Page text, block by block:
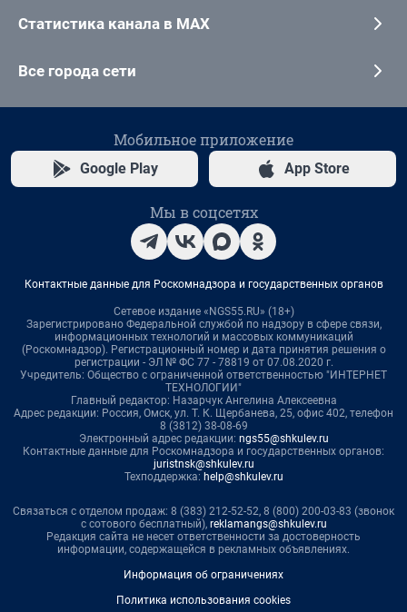
Статистика канала в MAX
Все города сети
Мобильное приложение
Google Play App Store
Мы в соцсетях
Контактные данные для Роскомнадзора и государственных органов
Сетевое издание «NGS55.RU» (18+)
Зарегистрировано Федеральной службой по надзору в сфере связи,
информационных технологий и массовых коммуникаций
(Роскомнадзор). Регистрационный номер и дата принятия решения о
регистрации - ЭЛ № ФС 77 - 78819 от 07.08.2020 г.
Учредитель: Общество с ограниченной ответственностью "ИНТЕРНЕТ
ТЕХНОЛОГИИ"
Главный редактор: Назарчук Ангелина Алексеевна
Адрес редакции: Россия, Омск, ул. Т. К. Щербанева, 25, офис 402, телефон
8 (3812) 38-08-69
Электронный адрес редакции: ngs55@shkulev.ru
Контактные данные для Роскомнадзора и государственных органов:
juristnsk@shkulev.ru
Техподдержка: help@shkulev.ru
Связаться с отделом продаж: 8 (383) 212-52-52, 8 (800) 200-03-83 (звонок
с сотового бесплатный), reklamangs@shkulev.ru
Редакция сайта не несет ответственности за достоверность
информации, содержащейся в рекламных объявлениях.
Информация об ограничениях
Политика использования cookies